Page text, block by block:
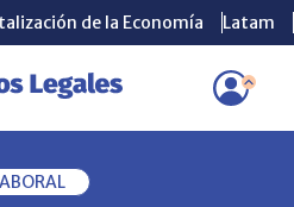
de la Economía Latam
y Asocolflores las entidades con más
de la Economía Latam